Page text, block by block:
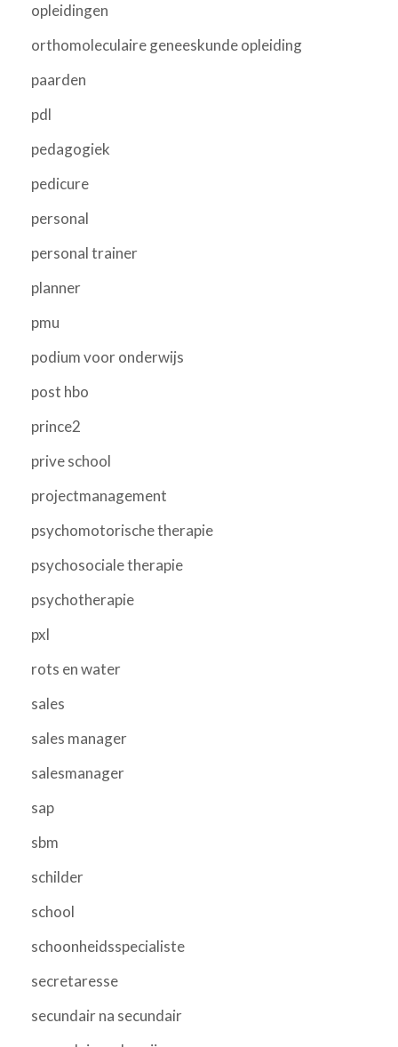
opleidingen
orthomoleculaire geneeskunde opleiding
paarden
pdl
pedagogiek
pedicure
personal
personal trainer
planner
pmu
podium voor onderwijs
post hbo
prince2
prive school
projectmanagement
psychomotorische therapie
psychosociale therapie
psychotherapie
pxl
rots en water
sales
sales manager
salesmanager
sap
sbm
schilder
school
schoonheidsspecialiste
secretaresse
secundair na secundair